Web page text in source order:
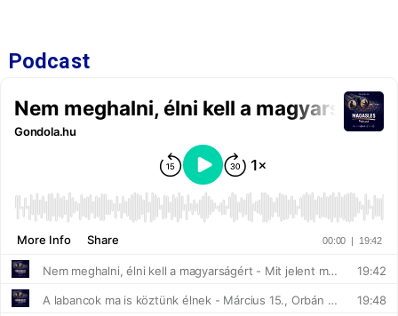
Podcast